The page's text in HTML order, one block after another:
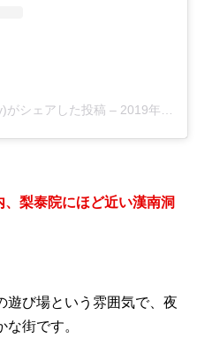
がシェアした投稿 – 2019年 7月月2日午前7時10分PDT
梨泰院にほど近い漢南洞
遊び場という雰囲気で、夜
街です。